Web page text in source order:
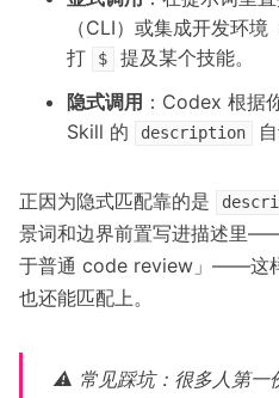
（CLI）或集成开发环境
打
$
提及某个技能。
隐式调用 ：Codex 根据
Skill 的
description
正因为隐式匹配靠的是
景词和边界前置写进描述里
于普通 code review」——这
也还能匹配上。
⚠️ 常见踩坑：很多人第一